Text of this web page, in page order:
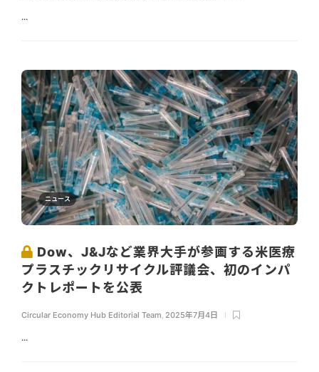
...
ニュース
Dow、J&Jなど業界大手が参画する米医療
プラスチックリサイクル評議会、初のインパ
クトレポートを公表
Circular Economy Hub Editorial Team, 2025年7月4日
...